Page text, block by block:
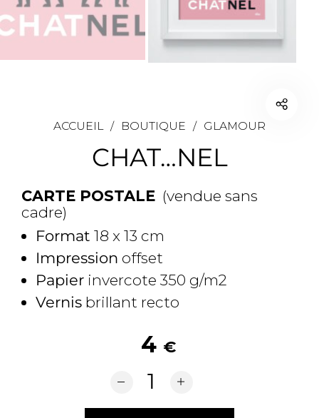
ACCUEIL / BOUTIQUE / GLAMOUR
CHAT…NEL
CARTE POSTALE (vendue sans
cadre)
Format 18 x 13 cm
Impression offset
Papier invercote 350 g/m2
Vernis brillant recto
4 €